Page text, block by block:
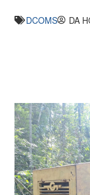
DCOMS DA